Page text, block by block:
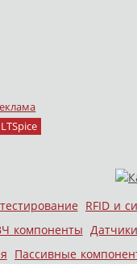
тестирование RFID и
компоненты Датчики
Пассивные